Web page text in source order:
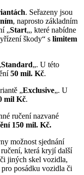
. Seřazeny jsou
, naprosto základním
„Start„, které nabídne
škody“ s limitem
Standard„. U této
50 mil. Kč.
„Exclusive„. U
mil Kč.
ručení nazvané
150 mil. Kč.
možnost sjednání
která kryjí další
či jiných skel vozidla,
posádku vozidla či